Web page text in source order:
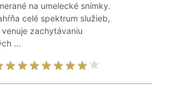
na umelecké snímky.
celé spektrum služieb,
zachytávaniu
...